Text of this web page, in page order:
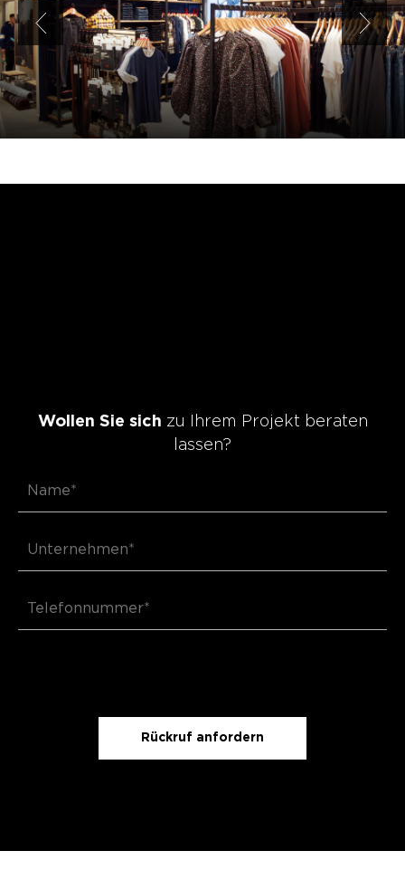
Wollen Sie sich zu Ihrem Projekt beraten
lassen?
Rückruf anfordern